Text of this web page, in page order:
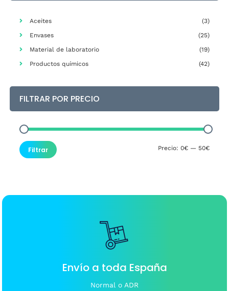
Aceites
(3)
Envases
(25)
Material de laboratorio
(19)
Productos químicos
(42)
FILTRAR POR PRECIO
Precio
Precio
Filtrar Precio: 0€— 50€
Envío a toda España
Normal o ADR